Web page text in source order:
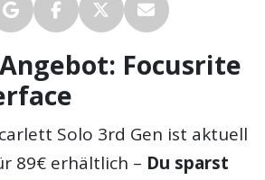
Focusrite
Solo 3rd Gen ist aktuell
89€ erhältlich – Du sparst